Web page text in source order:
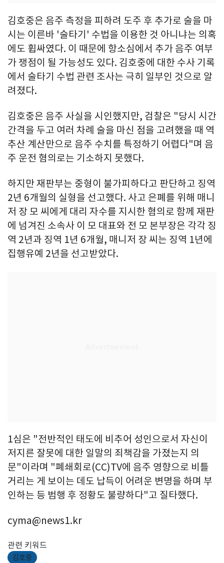
김호중은 음주 측정을 피하려 도주 후 추가로 술을 마
시는 이른바 '술타기' 수법을 이용한 것 아니냐는 의혹
에도 휩싸였다. 이 때문에 항소심에서 추가 음주 여부
가 쟁점이 될 가능성도 있다. 김호중에 대한 수사 기록
에서 술타기 수법 관련 조사는 극히 일부인 것으로 알
려졌다.
김호중은 음주 사실을 시인했지만, 검찰은 "당시 시간
간격을 두고 여러 차례 술을 마신 점을 고려했을 때 역
추산 계산만으로 음주 수치를 특정하기 어렵다"며 음
주 운전 혐의로는 기소하지 못했다.
하지만 재판부는 중형이 불가피하다고 판단하고 징역
2년 6개월의 실형을 선고했다. 사고 은폐를 위해 매니
저 장 모 씨에게 대리 자수를 지시한 혐의로 함께 재판
에 넘겨진 소속사 이 모 대표와 전 모 본부장은 각각 징
역 2년과 징역 1년 6개월, 매니저 장 씨는 징역 1년에
집행유예 2년을 선고받았다.
1심은 "전반적인 태도에 비추어 성인으로서 자신이
저지른 잘못에 대한 일말의 죄책감을 가졌는지 의
문"이라며 "폐쇄회로(CC)TV에 음주 영향으로 비틀
거리는 게 보이는 데도 납득이 어려운 변명을 하며 부
인하는 등 범행 후 정황도 불량하다"고 질타했다.
cyma@news1.kr
관련 키워드
김호중